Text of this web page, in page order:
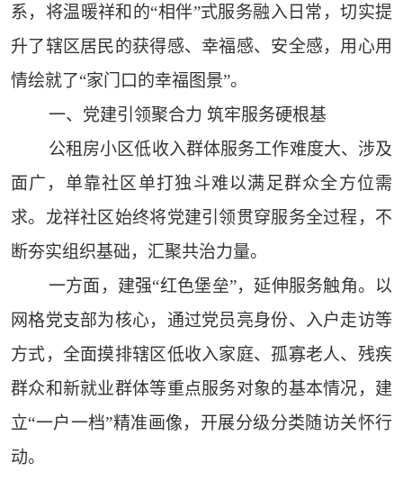
系，将温暖祥和的“相伴”式服务融入日常，切实提
升了辖区居民的获得感、幸福感、安全感，用心用
情绘就了“家门口的幸福图景”。
一、党建引领聚合力 筑牢服务硬根基
公租房小区低收入群体服务工作难度大、涉及
面广，单靠社区单打独斗难以满足群众全方位需
求。龙祥社区始终将党建引领贯穿服务全过程，不
断夯实组织基础，汇聚共治力量。
一方面，建强“红色堡垒”，延伸服务触角。以
网格党支部为核心，通过党员亮身份、入户走访等
方式，全面摸排辖区低收入家庭、孤寡老人、残疾
群众和新就业群体等重点服务对象的基本情况，建
立“一户一档”精准画像，开展分级分类随访关怀行
动。